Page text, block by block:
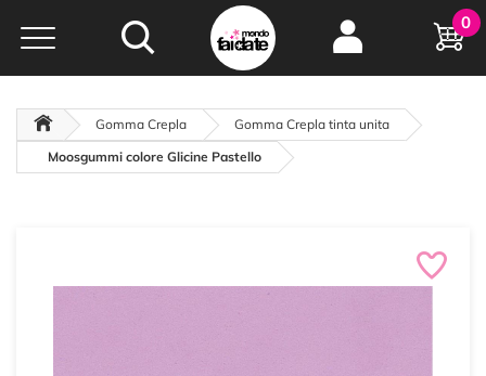
Hobby e
creatività...
oltre 15 anni online
0
Gomma Crepla
Gomma Crepla tinta unita
Moosgummi colore Glicine Pastello